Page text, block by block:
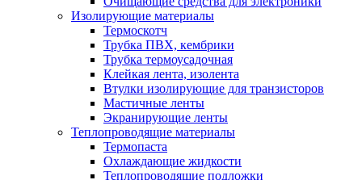
Изолирующие материалы
Термоскотч
Трубка ПВХ, кембрики
Трубка термоусадочная
Клейкая лента, изолента
Втулки изолирующие для транзисторов
Мастичные ленты
Экранирующие ленты
Теплопроводящие материалы
Термопаста
Охлаждающие жидкости
Теплопроводящие подложки